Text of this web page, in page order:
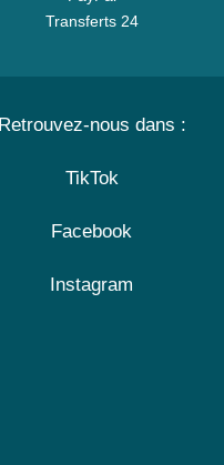
Transferts 24
Retrouvez-nous dans :
TikTok
Facebook
Instagram